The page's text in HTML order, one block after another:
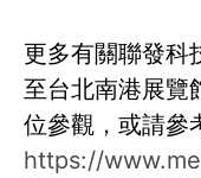
更多有關聯發
至台北南港展覽
位參觀，或請參
https://